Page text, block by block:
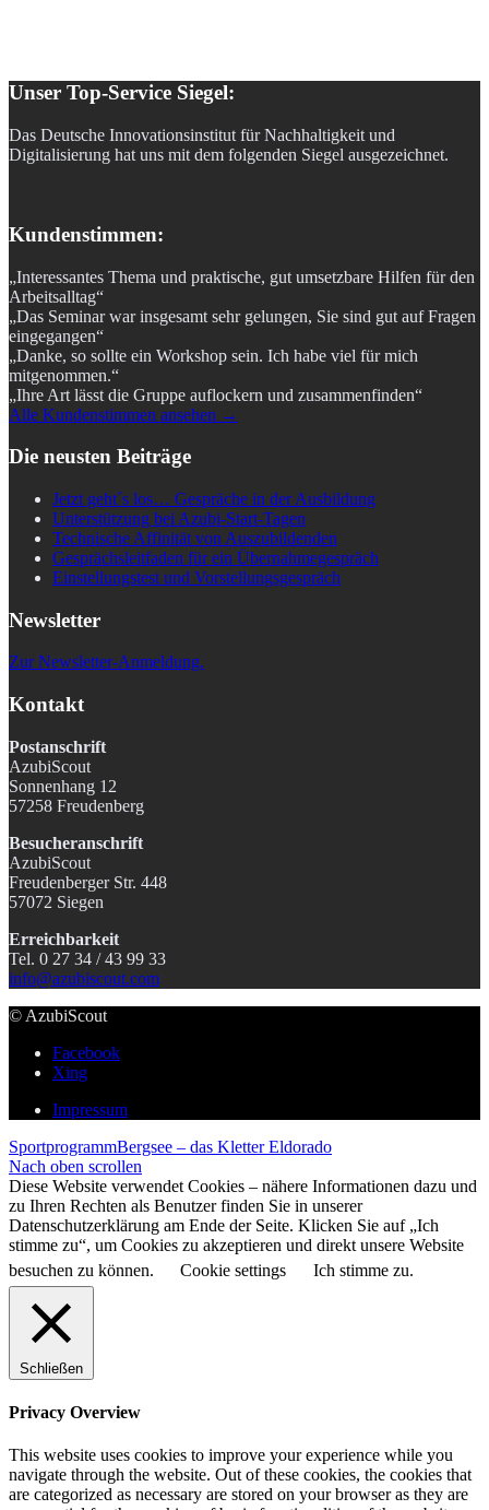
Unser Top-Service Siegel:
Das Deutsche Innovationsinstitut für Nachhaltigkeit und
Digitalisierung hat uns mit dem folgenden Siegel ausgezeichnet.
Kundenstimmen:
„Interessantes Thema und praktische, gut umsetzbare Hilfen für den
Arbeitsalltag“
„Das Seminar war insgesamt sehr gelungen, Sie sind gut auf Fragen
eingegangen“
„Danke, so sollte ein Workshop sein. Ich habe viel für mich
mitgenommen.“
„Ihre Art lässt die Gruppe auflockern und zusammenfinden“
Alle Kundenstimmen ansehen →
Die neusten Beiträge
Jetzt geht´s los… Gespräche in der Ausbildung
Unterstützung bei Azubi-Start-Tagen
Technische Affinität von Auszubildenden
Gesprächsleitfaden für ein Übernahmegespräch
Einstellungstest und Vorstellungsgespräch
Newsletter
Zur Newsletter-Anmeldung.
Kontakt
Postanschrift
AzubiScout
Sonnenhang 12
57258 Freudenberg
Besucheranschrift
AzubiScout
Freudenberger Str. 448
57072 Siegen
Erreichbarkeit
Tel. 0 27 34 / 43 99 33
info@azubiscout.com
© AzubiScout
Facebook
Xing
Impressum
SportprogrammBergsee – das Kletter Eldorado
Nach oben scrollen
Diese Website verwendet Cookies – nähere Informationen dazu und
zu Ihren Rechten als Benutzer finden Sie in unserer
Datenschutzerklärung am Ende der Seite. Klicken Sie auf „Ich
stimme zu“, um Cookies zu akzeptieren und direkt unsere Website
besuchen zu können.
Cookie settings Ich stimme zu.
Schließen
Privacy Overview
This website uses cookies to improve your experience while you
navigate through the website. Out of these cookies, the cookies that
are categorized as necessary are stored on your browser as they are